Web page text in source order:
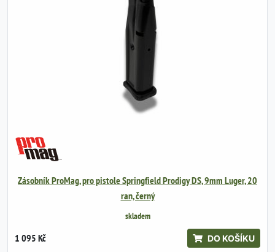
Zásobník ProMag, pro pistole Springfield Prodigy DS, 9mm Luger, 20
ran, černý
skladem
1 095 Kč DO KOŠÍKU